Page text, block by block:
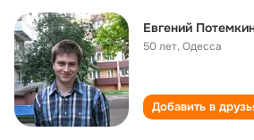
Евгений
50 лет,Одесса
Добавить в